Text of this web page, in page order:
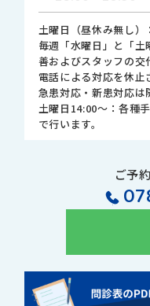
土曜日（昼休み無し）：
毎週「水曜日」と「
善およびスタッフの交
電話による対応を休止
急患対応・新患対応は
土曜日14:00～：各種
で行います。
ご予